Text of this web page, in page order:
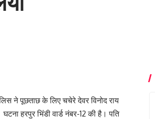
ने पूछताछ के लिए चचेरे देवर विनोद राय
हरपुर भिंडी वार्ड नंबर-12 की है। पति